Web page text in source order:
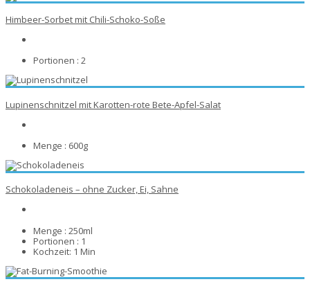
Himbeer-Sorbet mit Chili-Schoko-Soße
Portionen : 2
Lupinenschnitzel mit Karotten-rote Bete-Apfel-Salat
Menge : 600g
Schokoladeneis – ohne Zucker, Ei, Sahne
Menge : 250ml
Portionen : 1
Kochzeit: 1 Min